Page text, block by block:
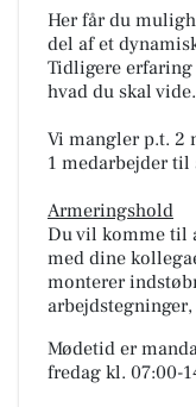
Her får du
del af et
Tidligere
hvad du skal vide.
Vi mangler p.t. 2
1 medarbejder
Armeringshold
Du vil komme til
med dine
monterer
Mødetid er
fredag kl. 07:00-